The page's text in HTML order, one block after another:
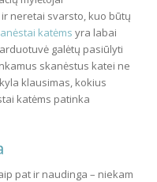
neretai svarsto, kuo būtų
katėms yra labai
galėtų pasiūlyti
skanėstus katei ne
klausimas, kokius
katėms patinka
pat ir naudinga – niekam